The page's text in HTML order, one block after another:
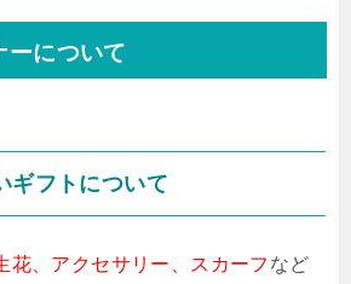
ーについて
ギフトについて
花、アクセサリー、スカーフ など